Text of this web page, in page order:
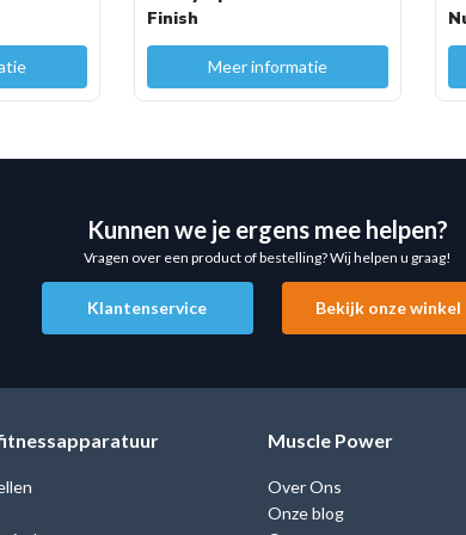
met een
Finish
Meer informatie
Kunnen we je ergens mee helpen?
Vragen over een product of bestelling? Wij helpen u graag!
Klantenservice Bekijk onze winkel
Muscle Power
Over Ons
Onze blog